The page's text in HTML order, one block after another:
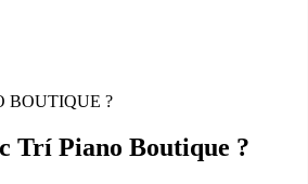
BOUTIQUE ?
Trí Piano Boutique ?